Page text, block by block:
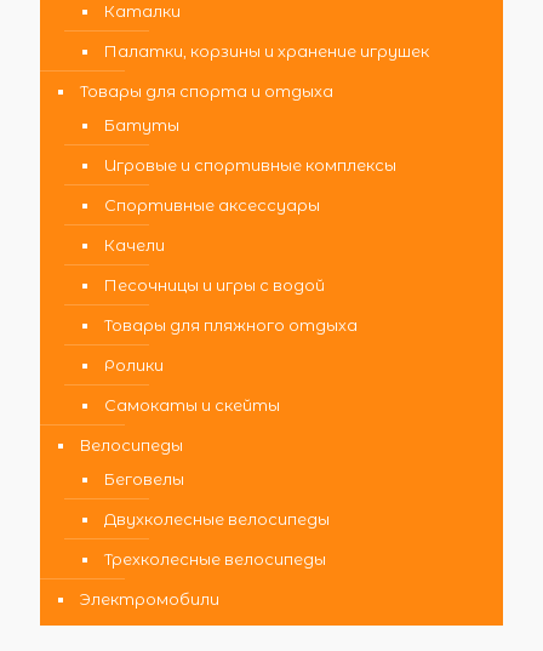
Каталки
Палатки, корзины и хранение игрушек
Товары для спорта и отдыха
Батуты
Игровые и спортивные комплексы
Спортивные аксессуары
Качели
Песочницы и игры с водой
Товары для пляжного отдыха
Ролики
Самокаты и скейты
Велосипеды
Беговелы
Двухколесные велосипеды
Трехколесные велосипеды
Электромобили